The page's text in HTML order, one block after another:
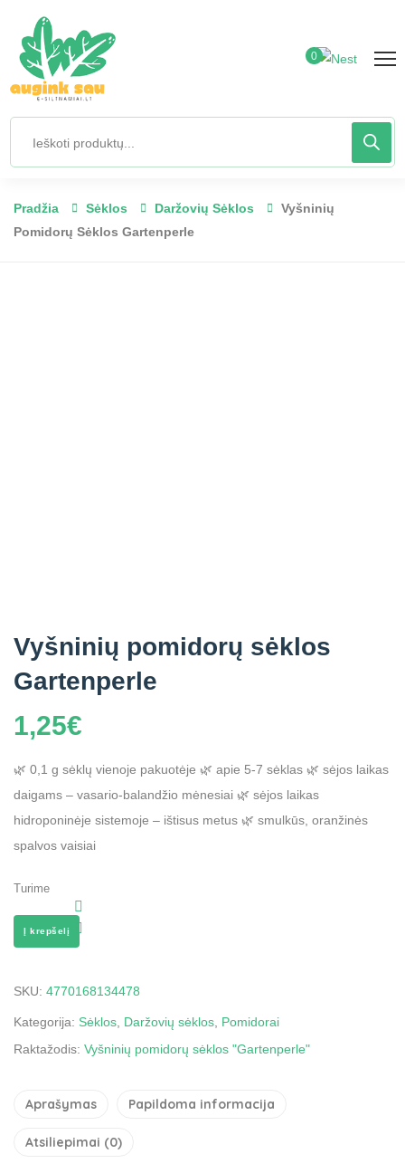
0
Pradžia Sėklos Daržovių Sėklos
Vyšninių
Pomidorų Sėklos Gartenperle
Vyšninių pomidorų sėklos
Gartenperle
1,25€
🌿 0,1 g sėklų vienoje pakuotėje 🌿 apie 5-7 sėklas 🌿 sėjos laikas
daigams – vasario-balandžio mėnesiai 🌿 sėjos laikas
hidroponinėje sistemoje – ištisus metus 🌿 smulkūs, oranžinės
spalvos vaisiai
Turime
Į krepšelį
SKU: 4770168134478
Kategorija: Sėklos Daržovių sėklos Pomidorai
Raktažodis: Vyšninių pomidorų sėklos "Gartenperle"
Aprašymas Papildoma informacija
Atsiliepimai (0)